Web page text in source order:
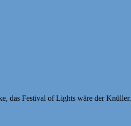
das Festival of Lights wäre der Knüller.